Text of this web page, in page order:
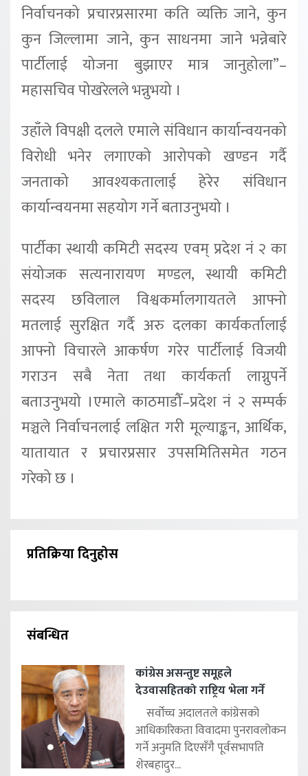
निर्वाचनको प्रचारप्रसारमा कति व्यक्ति जाने, कुन
कुन जिल्लामा जाने, कुन साधनमा जाने भन्नेबारे
पार्टीलाई योजना बुझाएर मात्र जानुहोला”–
महासचिव पोखरेलले भन्नुभयो ।
उहाँले विपक्षी दलले एमाले संविधान कार्यान्वयनको
विरोधी भनेर लगाएको आरोपको खण्डन गर्दै
जनताको आवश्यकतालाई हेरेर संविधान
कार्यान्वयनमा सहयोग गर्ने बताउनुभयो ।
पार्टीका स्थायी कमिटी सदस्य एवम् प्रदेश नं २ का
संयोजक सत्यनारायण मण्डल, स्थायी कमिटी
सदस्य छविलाल विश्वकर्मालगायतले आफ्नो
मतलाई सुरक्षित गर्दै अरु दलका कार्यकर्तालाई
आफ्नो विचारले आकर्षण गरेर पार्टीलाई विजयी
गराउन सबै नेता तथा कार्यकर्ता लाग्नुपर्ने
बताउनुभयो ।एमाले काठमाडौँ–प्रदेश नं २ सम्पर्क
मञ्चले निर्वाचनलाई लक्षित गरी मूल्याङ्कन, आर्थिक,
यातायात र प्रचारप्रसार उपसमितिसमेत गठन
गरेको छ ।
प्रतिक्रिया दिनुहोस
संबन्धित
कांग्रेस असन्तुष्ट समूहले
देउवासहितको राष्ट्रिय भेला गर्ने
सर्वोच्च अदालतले कांग्रेसको
आधिकारिकता विवादमा पुनरावलोकन
गर्ने अनुमति दिएसँगै पूर्वसभापति
शेरबहादुर...